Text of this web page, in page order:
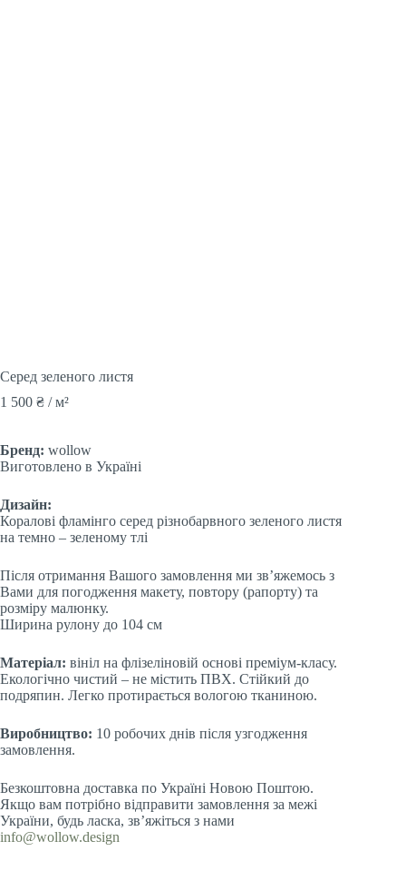
Серед зеленого листя
1 500 ₴ / м²
Бренд: wollow
Виготовлено в Україні
Дизайн:
Коралові фламінго серед різнобарвного зеленого листя
на темно – зеленому тлі
Після отримання Вашого замовлення ми зв’яжемось з
Вами для погодження макету, повтору (рапорту) та
розміру малюнку.
Ширина рулону до 104 см
Матеріал: вініл на флізеліновій основі преміум-класу.
Екологічно чистий – не містить ПВХ. Стійкий до
подряпин. Легко протирається вологою тканиною.
Виробництво: 10 робочих днів після узгодження
замовлення.
Безкоштовна доставка по Україні Новою Поштою.
Якщо вам потрібно відправити замовлення за межі
України, будь ласка, зв’яжіться з нами
info@wollow.design